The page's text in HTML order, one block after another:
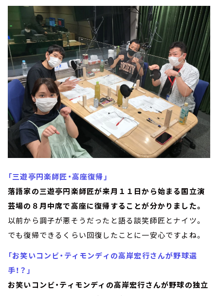
「三遊亭円楽師匠・高座復帰」
落語家の三遊亭円楽師匠が来月１１日から始まる国立演
芸場の８月中席で高座に復帰することが分かりました。
以前から調子が悪そうだったと語る談笑師匠とナイツ。
でも復帰できるくらい回復したことに一安心ですよね。
「お笑いコンビ・ティモンディの高岸宏行さんが野球選
手！？」
お笑いコンビ・ティモンディの高岸宏行さんが野球の独立